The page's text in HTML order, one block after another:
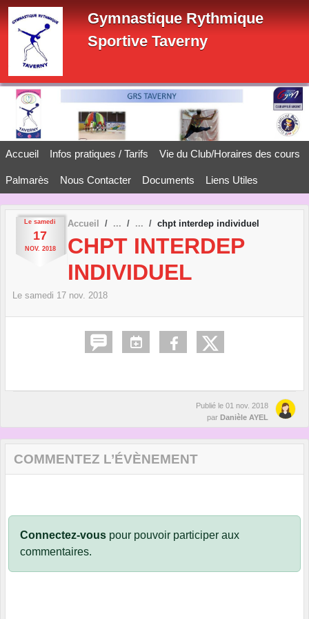
Gymnastique Rythmique
Sportive Taverny
Accueil Infos pratiques / Tarifs Vie du Club/Horaires des cours
Palmarès Nous Contacter Documents Liens Utiles
Le samedi
17
NOV. 2018
Accueil chpt interdep individuel
CHPT INTERDEP
INDIVIDUEL
Le samedi 17 nov. 2018
Publié le 01 nov. 2018
par Danièle AYEL
COMMENTEZ L’ÉVÈNEMENT
Connectez-vous pour pouvoir participer aux
commentaires.
Panneau de gestion des cookies